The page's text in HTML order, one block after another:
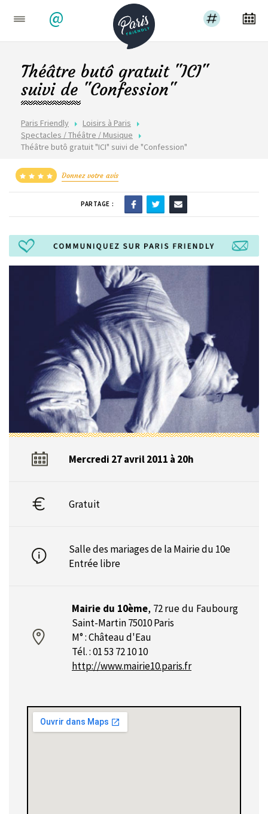
@
Paris Friendly
Loisirs à Paris
Spectacles / Théâtre / Musique
Théâtre butô gratuit "ICI" suivi de "Confession"
Théâtre butô gratuit "ICI"
suivi de "Confession"
Donnez votre avis
PARTAGE :
Mercredi 27 avril 2011 à 20h
Gratuit
Salle des mariages de la Mairie du 10e
Entrée libre
Mairie du 10ème, 72 rue du Faubourg
Saint-Martin 75010 Paris
M° : Château d'Eau
Tél. : 01 53 72 10 10
http://www.mairie10.paris.fr